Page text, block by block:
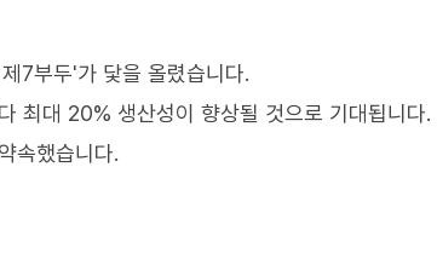
7부두'가 닻을 올렸습니다.
최대 20% 생산성이 향상될 것으로 기대됩니다.
속했습니다.